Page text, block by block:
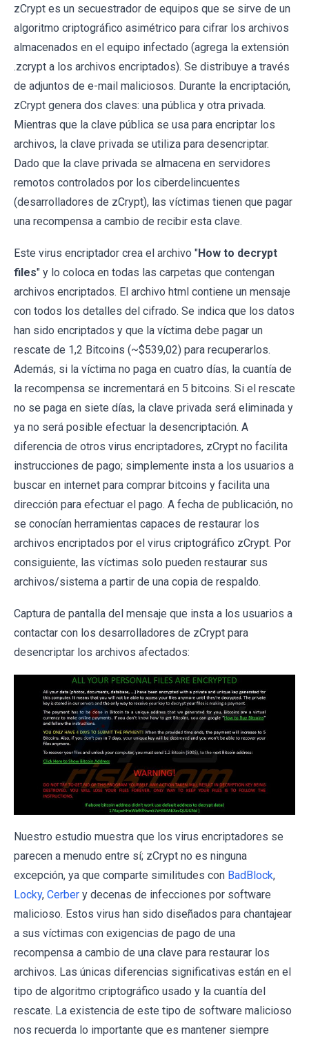
zCrypt es un secuestrador de equipos que se sirve de un
algoritmo criptográfico asimétrico para cifrar los archivos
almacenados en el equipo infectado (agrega la extensión
.zcrypt a los archivos encriptados). Se distribuye a través
de adjuntos de e-mail maliciosos. Durante la encriptación,
zCrypt genera dos claves: una pública y otra privada.
Mientras que la clave pública se usa para encriptar los
archivos, la clave privada se utiliza para desencriptar.
Dado que la clave privada se almacena en servidores
remotos controlados por los ciberdelincuentes
(desarrolladores de zCrypt), las víctimas tienen que pagar
una recompensa a cambio de recibir esta clave.
Este virus encriptador crea el archivo "How to decrypt
files" y lo coloca en todas las carpetas que contengan
archivos encriptados. El archivo html contiene un mensaje
con todos los detalles del cifrado. Se indica que los datos
han sido encriptados y que la víctima debe pagar un
rescate de 1,2 Bitcoins (~$539,02) para recuperarlos.
Además, si la víctima no paga en cuatro días, la cuantía de
la recompensa se incrementará en 5 bitcoins. Si el rescate
no se paga en siete días, la clave privada será eliminada y
ya no será posible efectuar la desencriptación. A
diferencia de otros virus encriptadores, zCrypt no facilita
instrucciones de pago; simplemente insta a los usuarios a
buscar en internet para comprar bitcoins y facilita una
dirección para efectuar el pago. A fecha de publicación, no
se conocían herramientas capaces de restaurar los
archivos encriptados por el virus criptográfico zCrypt. Por
consiguiente, las víctimas solo pueden restaurar sus
archivos/sistema a partir de una copia de respaldo.
Captura de pantalla del mensaje que insta a los usuarios a
contactar con los desarrolladores de zCrypt para
desencriptar los archivos afectados:
Nuestro estudio muestra que los virus encriptadores se
parecen a menudo entre sí; zCrypt no es ninguna
excepción, ya que comparte similitudes con BadBlock,
Locky, Cerber y decenas de infecciones por software
malicioso. Estos virus han sido diseñados para chantajear
a sus víctimas con exigencias de pago de una
recompensa a cambio de una clave para restaurar los
archivos. Las únicas diferencias significativas están en el
tipo de algoritmo criptográfico usado y la cuantía del
rescate. La existencia de este tipo de software malicioso
nos recuerda lo importante que es mantener siempre